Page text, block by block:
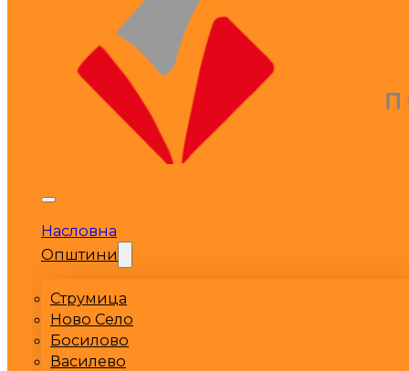
Насловна
Општини
Струмица
Ново Село
Босилово
Василево